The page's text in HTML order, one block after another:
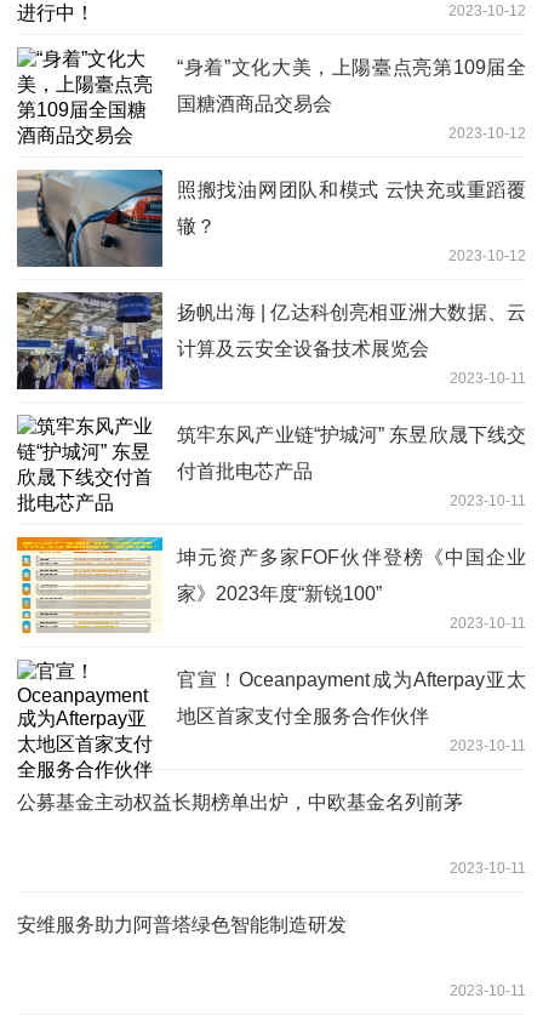
2023-10-12
“身着”文化大美，上陽臺点亮第109届全
国糖酒商品交易会
2023-10-12
照搬找油网团队和模式 云快充或重蹈覆
辙？
2023-10-12
扬帆出海 | 亿达科创亮相亚洲大数据、云
计算及云安全设备技术展览会
2023-10-11
筑牢东风产业链“护城河” 东昱欣晟下线交
付首批电芯产品
2023-10-11
坤元资产多家FOF伙伴登榜《中国企业
家》2023年度“新锐100”
2023-10-11
官宣！Oceanpayment成为Afterpay亚太
地区首家支付全服务合作伙伴
2023-10-11
公募基金主动权益长期榜单出炉，中欧基金名列前茅
2023-10-11
安维服务助力阿普塔绿色智能制造研发
2023-10-11